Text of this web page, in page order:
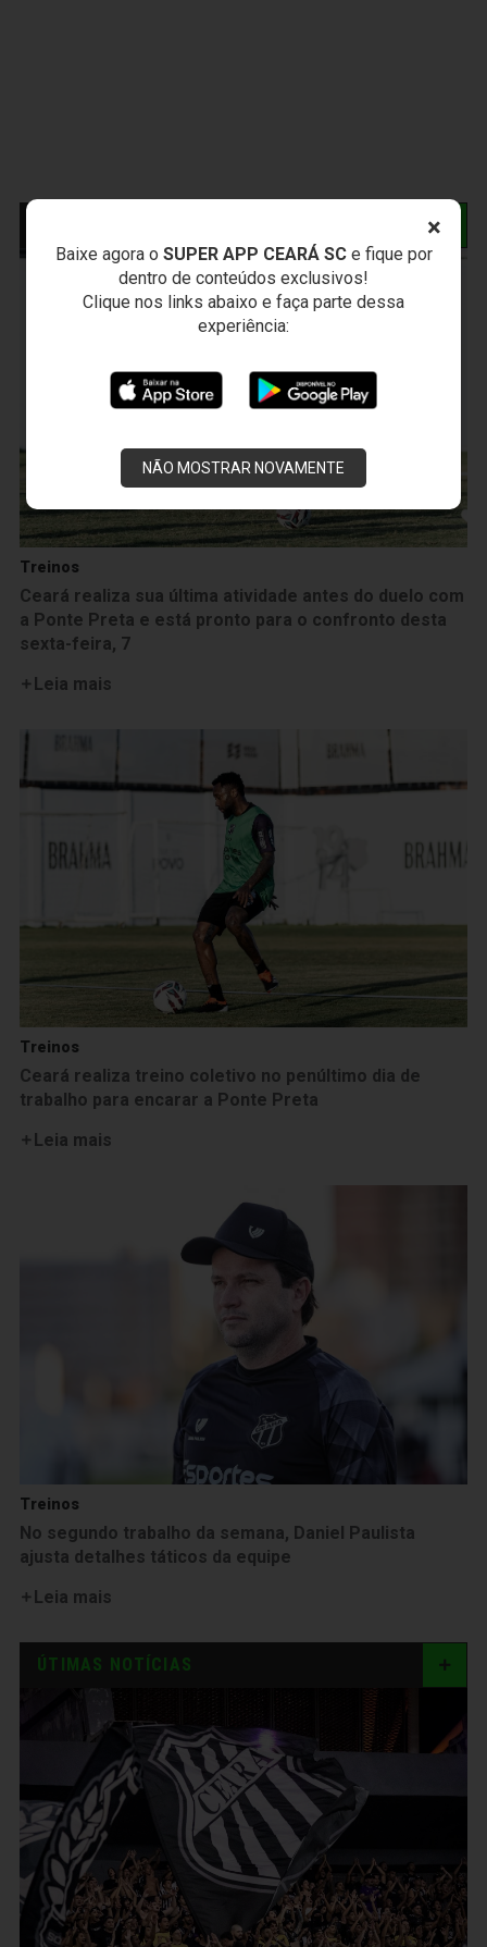
×
Baixe agora o SUPER APP CEARÁ SCe fique por
dentro de conteúdos exclusivos!
Clique nos links abaixo e faça parte dessa
experiência:
NÃO MOSTRAR NOVAMENTE
Treinos
Ceará realiza sua última atividade antes do duelo com
a Ponte Preta e está pronto para o confronto desta
sexta-feira, 7
Leia mais
Treinos
Ceará realiza treino coletivo no penúltimo dia de
trabalho para encarar a Ponte Preta
Leia mais
Treinos
No segundo trabalho da semana, Daniel Paulista
ajusta detalhes táticos da equipe
Leia mais
ÚTIMAS NOTÍCIAS